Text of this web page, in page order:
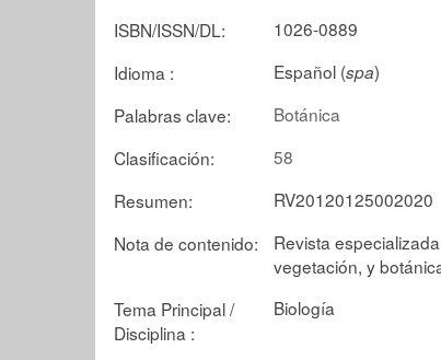
ISBN/ISSN/DL:
1026-0889
Idioma :
Español (spa)
Palabras clave:
Botánica
Clasificación:
58
Resumen:
RV20120125002020
Nota de contenido:
Revista
vegetación, y
Tema Principal /
Disciplina :
Biología